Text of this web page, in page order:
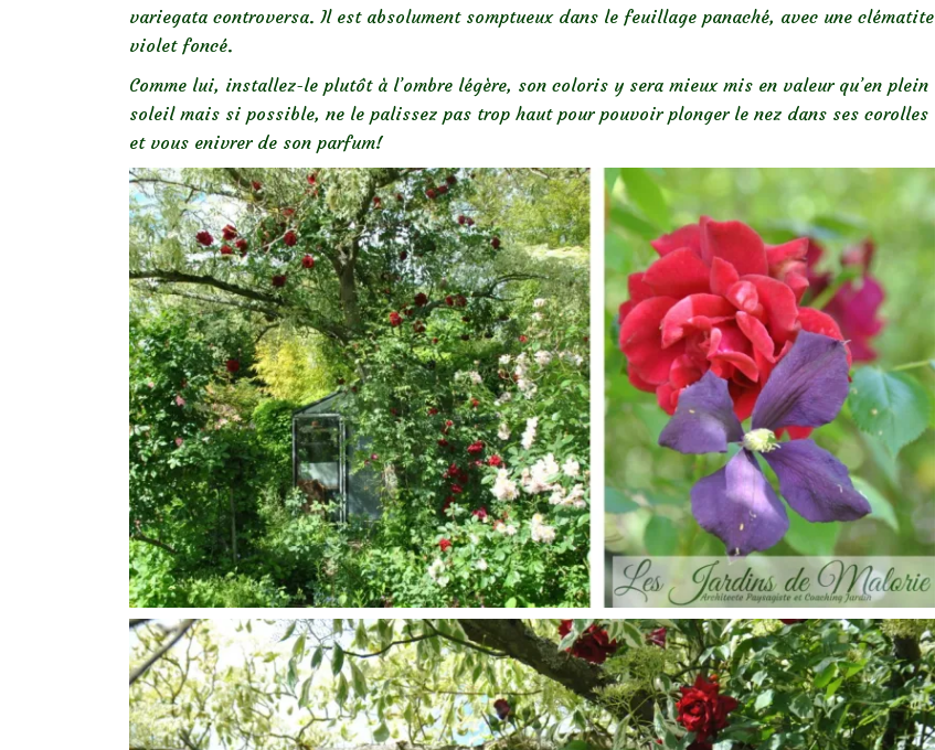
variegata controversa. Il est absolument somptueux dans le feuillage panaché, avec une clématite
violet foncé.
Comme lui, installez-le plutôt à l’ombre légère, son coloris y sera mieux mis en valeur qu’en plein
soleil mais si possible, ne le palissez pas trop haut pour pouvoir plonger le nez dans ses corolles
et vous enivrer de son parfum!